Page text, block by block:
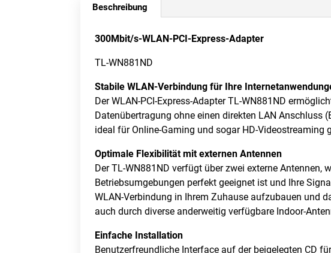
Beschreibung
300Mbit/s-WLAN-PCI-Express-Adapter
TL-WN881ND
Stabile WLAN-Verbindung für Ihre
Der WLAN-PCI-Express-Adapter TL-WN881ND
Datenübertragung ohne einen direkten LAN Anschluss
ideal für Online-Gaming und sogar HD-Videostreaming
Optimale Flexibilität mit externen Antennen
Der TL-WN881ND verfügt über zwei externe
Betriebsumgebungen perfekt geeignet ist und Ihre
WLAN-Verbindung in Ihrem Zuhause aufzubauen und
auch durch diverse anderweitig verfügbare Indoor-
Einfache Installation
Benutzerfreundliche Interface auf der beigelegten CD